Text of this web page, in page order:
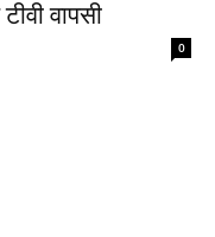
वापसी
0